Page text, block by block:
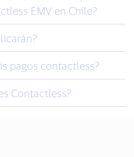
EMV en Chile?
pagos contactless?
Contactless?